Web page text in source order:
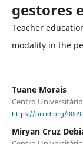
gestores
Teacher
modality in the
Tuane Morais
Centro
https://orcid.org/0009-
Miryan Cruz